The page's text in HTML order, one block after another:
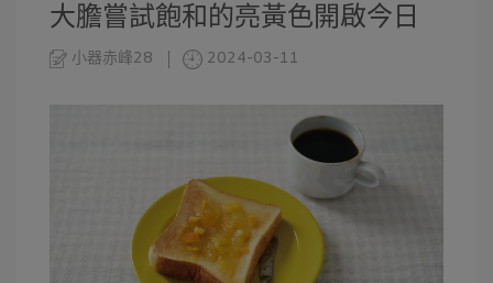
大膽嘗試飽和的亮黃色開啟今日
小器赤峰28 2024-03-11